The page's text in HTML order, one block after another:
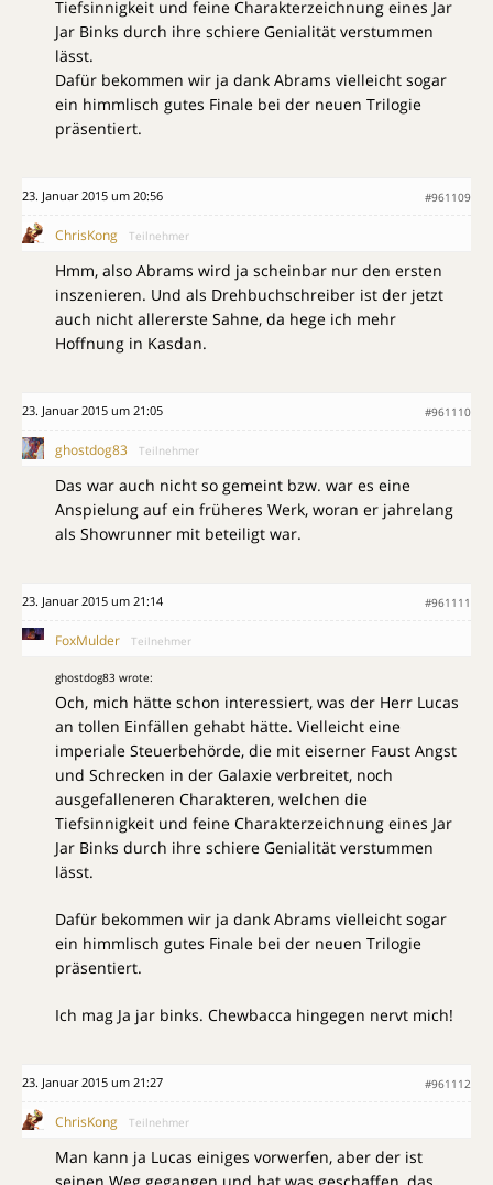
Tiefsinnigkeit und feine Charakterzeichnung eines Jar
Jar Binks durch ihre schiere Genialität verstummen
lässt.
Dafür bekommen wir ja dank Abrams vielleicht sogar
ein himmlisch gutes Finale bei der neuen Trilogie
präsentiert.
23. Januar 2015 um 20:56 #961109
ChrisKong Teilnehmer
Hmm, also Abrams wird ja scheinbar nur den ersten
inszenieren. Und als Drehbuchschreiber ist der jetzt
auch nicht allererste Sahne, da hege ich mehr
Hoffnung in Kasdan.
23. Januar 2015 um 21:05 #961110
ghostdog83 Teilnehmer
Das war auch nicht so gemeint bzw. war es eine
Anspielung auf ein früheres Werk, woran er jahrelang
als Showrunner mit beteiligt war.
23. Januar 2015 um 21:14 #961111
FoxMulder Teilnehmer
ghostdog83 wrote:
Och, mich hätte schon interessiert, was der Herr Lucas
an tollen Einfällen gehabt hätte. Vielleicht eine
imperiale Steuerbehörde, die mit eiserner Faust Angst
und Schrecken in der Galaxie verbreitet, noch
ausgefalleneren Charakteren, welchen die
Tiefsinnigkeit und feine Charakterzeichnung eines Jar
Jar Binks durch ihre schiere Genialität verstummen
lässt.
Dafür bekommen wir ja dank Abrams vielleicht sogar
ein himmlisch gutes Finale bei der neuen Trilogie
präsentiert.
Ich mag Ja jar binks. Chewbacca hingegen nervt mich!
23. Januar 2015 um 21:27 #961112
ChrisKong Teilnehmer
Man kann ja Lucas einiges vorwerfen, aber der ist